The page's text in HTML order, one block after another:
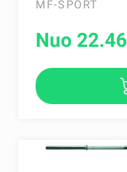
MF-SPORT
Nuo 22.46